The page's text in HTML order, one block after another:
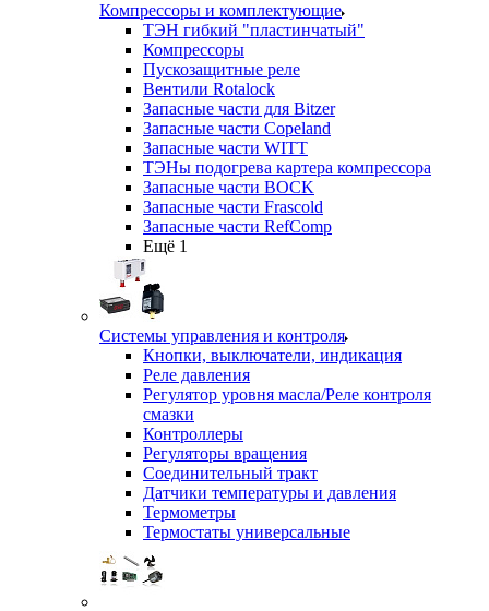
Компрессоры и комплектующие
ТЭН гибкий "пластинчатый"
Компрессоры
Пускозащитные реле
Вентили Rotalock
Запасные части для Bitzer
Запасные части Copeland
Запасные части WITT
ТЭНы подогрева картера компрессора
Запасные части BOCK
Запасные части Frascold
Запасные части RefComp
Ещё 1
Системы управления и контроля
Кнопки, выключатели, индикация
Реле давления
Регулятор уровня масла/Реле контроля
смазки
Контроллеры
Регуляторы вращения
Соединительный тракт
Датчики температуры и давления
Термометры
Термостаты универсальные